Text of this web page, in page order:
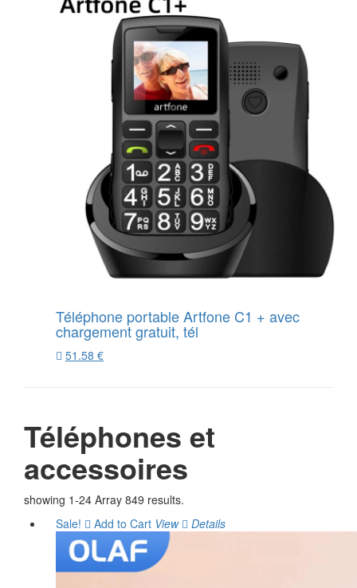
Téléphone portable Artfone C1 + avec
chargement gratuit, tél
51.58 €
Téléphones et
accessoires
showing 1-24 Array 849 results.
Sale!
Add to Cart View Details